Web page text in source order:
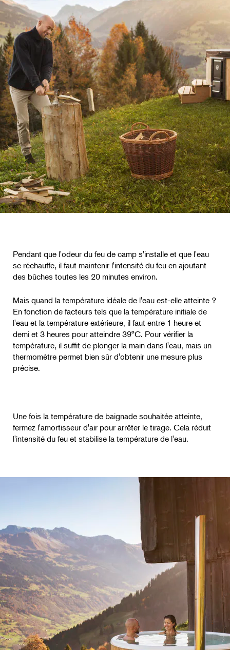
Pendant que l'odeur du feu de camp s'installe et que l'eau
se réchauffe, il faut maintenir l'intensité du feu en ajoutant
des bûches toutes les 20 minutes environ.
Mais quand la température idéale de l'eau est-elle atteinte ?
En fonction de facteurs tels que la température initiale de
l'eau et la température extérieure, il faut entre 1 heure et
demi et 3 heures pour atteindre 39°C. Pour vérifier la
température, il suffit de plonger la main dans l'eau, mais un
thermomètre permet bien sûr d'obtenir une mesure plus
précise.
Une fois la température de baignade souhaitée atteinte,
fermez l'amortisseur d'air pour arrêter le tirage. Cela réduit
l'intensité du feu et stabilise la température de l'eau.